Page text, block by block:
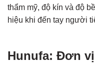
thẩm mỹ, độ kín và độ
hiệu khi đến tay người
Hunufa: Đơn